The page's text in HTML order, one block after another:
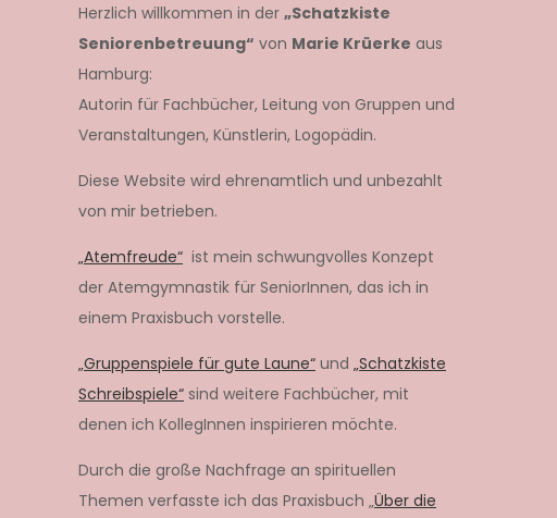
Herzlich willkommen in der „Schatzkiste
Seniorenbetreuung“ von Marie Krüerke aus
Hamburg:
Autorin für Fachbücher, Leitung von Gruppen und
Veranstaltungen, Künstlerin, Logopädin.
Diese Website wird ehrenamtlich und unbezahlt
von mir betrieben.
„Atemfreude“ ist mein schwungvolles Konzept
der Atemgymnastik für SeniorInnen, das ich in
einem Praxisbuch vorstelle.
„Gruppenspiele für gute Laune“ und „Schatzkiste
Schreibspiele“ sind weitere Fachbücher, mit
denen ich KollegInnen inspirieren möchte.
Durch die große Nachfrage an spirituellen
Themen verfasste ich das Praxisbuch „Über die